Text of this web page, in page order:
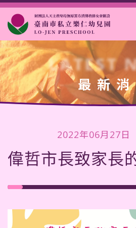
析
賞
注意事
項
報名
表
事
LATEST
最新
2022年06月27日
偉哲市長致家長